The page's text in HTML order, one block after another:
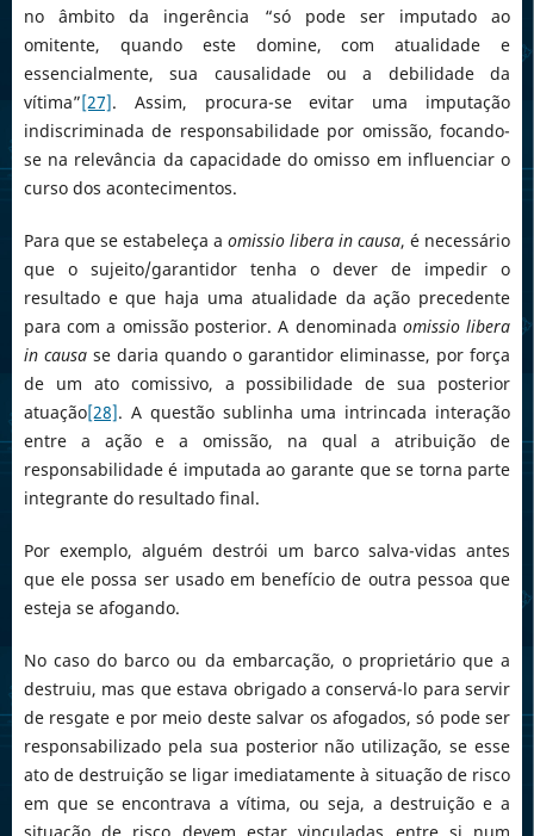
no âmbito da ingerência “só pode ser imputado ao
omitente, quando este domine, com atualidade e
essencialmente, sua causalidade ou a debilidade da
vítima”[27]. Assim, procura-se evitar uma imputação
indiscriminada de responsabilidade por omissão, focando-
se na relevância da capacidade do omisso em influenciar o
curso dos acontecimentos.
Para que se estabeleça a omissio libera in causa, é necessário
que o sujeito/garantidor tenha o dever de impedir o
resultado e que haja uma atualidade da ação precedente
para com a omissão posterior. A denominada omissio libera
in causase daria quando o garantidor eliminasse, por força
de um ato comissivo, a possibilidade de sua posterior
atuação[28]. A questão sublinha uma intrincada interação
entre a ação e a omissão, na qual a atribuição de
responsabilidade é imputada ao garante que se torna parte
integrante do resultado final.
Por exemplo, alguém destrói um barco salva-vidas antes
que ele possa ser usado em benefício de outra pessoa que
esteja se afogando.
No caso do barco ou da embarcação, o proprietário que a
destruiu, mas que estava obrigado a conservá-lo para servir
de resgate e por meio deste salvar os afogados, só pode ser
responsabilizado pela sua posterior não utilização, se esse
ato de destruição se ligar imediatamente à situação de risco
em que se encontrava a vítima, ou seja, a destruição e a